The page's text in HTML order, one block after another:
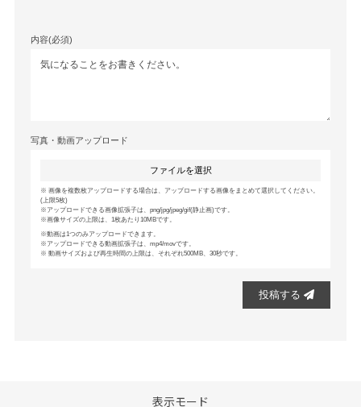
内容(必須)
写真・動画アップロード
ファイルを選択
画像を複数枚アップロードする場合は、アップロードする画像をまとめて選択してください。
(上限5枚)
アップロードできる画像拡張子は、png/jpg/jpeg/gif(静止画)です。
画像サイズの上限は、1枚あたり10MBです。
動画は1つのみアップロードできます。
アップロードできる動画拡張子は、mp4/movです。
動画サイズおよび再生時間の上限は、それぞれ500MB、30秒です。
投稿する
表示モード